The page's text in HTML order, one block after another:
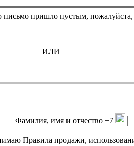
Если Вы оплатили билет, но он не пришёл
ИЛИ
Фамилия, имя и отчество +7
продажи, использования и возврата